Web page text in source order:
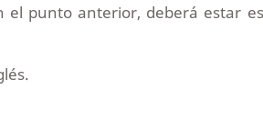
el punto anterior, deberá estar